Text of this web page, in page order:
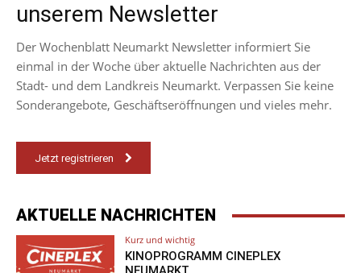
unserem Newsletter
Der Wochenblatt Neumarkt Newsletter informiert Sie
einmal in der Woche über aktuelle Nachrichten aus der
Stadt- und dem Landkreis Neumarkt. Verpassen Sie keine
Sonderangebote, Geschäftseröffnungen und vieles mehr.
Jetzt registrieren
AKTUELLE NACHRICHTEN
Kurz und wichtig
KINOPROGRAMM CINEPLEX